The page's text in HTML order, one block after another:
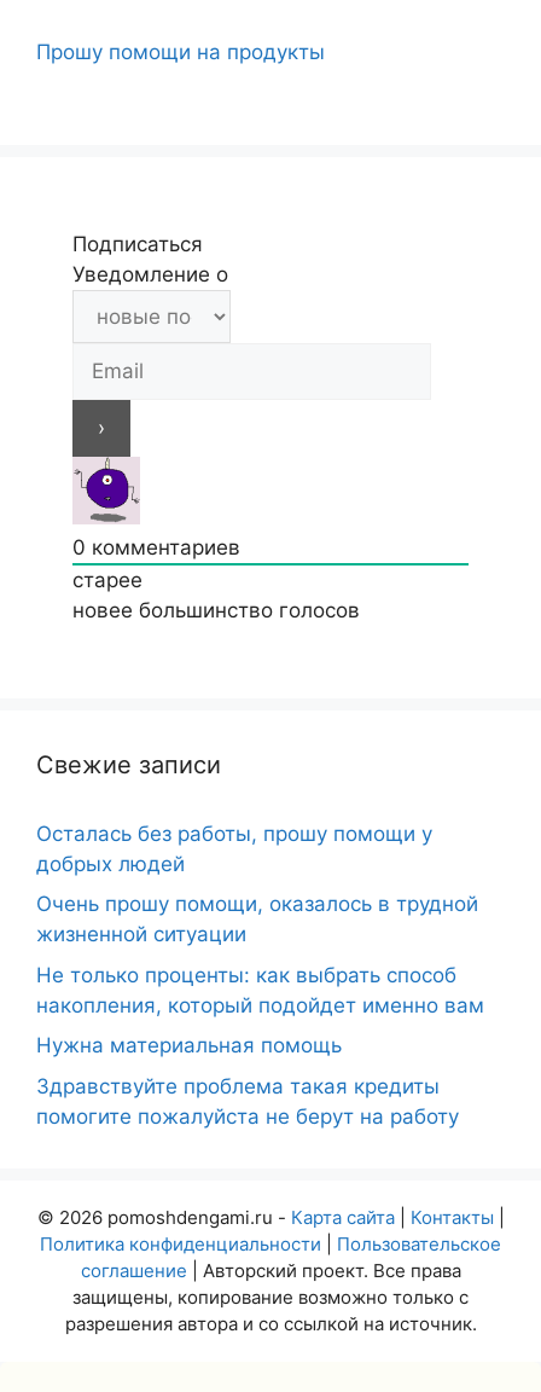
Прошу помощи на продукты
Подписаться
Уведомление о
0 комментариев
старее
новее большинство голосов
Свежие записи
Осталась без работы, прошу помощи у
добрых людей
Очень прошу помощи, оказалось в трудной
жизненной ситуации
Не только проценты: как выбрать способ
накопления, который подойдет именно вам
Нужна материальная помощь
Здравствуйте проблема такая кредиты
помогите пожалуйста не берут на работу
© 2026 pomoshdengami.ru - Карта сайта| Контакты
Политика конфиденциальности
Пользовательское
соглашение | Авторский проект. Все права
защищены, копирование возможно только с
разрешения автора и со ссылкой на источник.